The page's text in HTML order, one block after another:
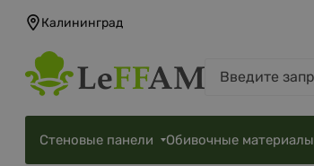
Калининград
Стеновые панели Обивочные материалы